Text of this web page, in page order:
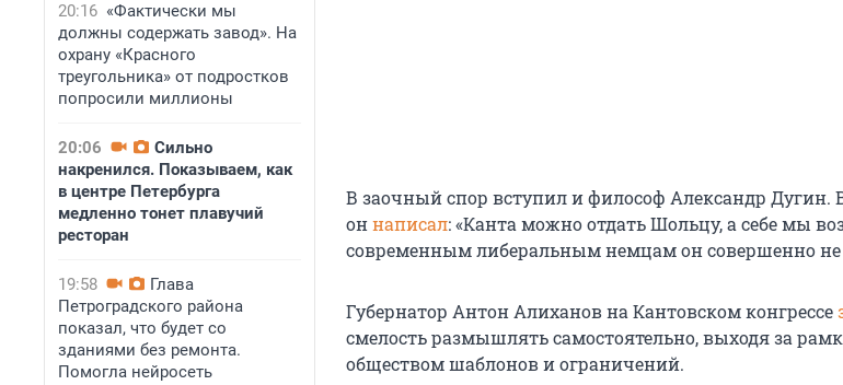
20:16 «Фактически мы
должны содержать завод». На
охрану «Красного
треугольника» от подростков
попросили миллионы
20:06
Сильно
накренился. Показываем, как
в центре Петербурга
медленно тонет плавучий
ресторан
19:58
Глава
Петроградского района
показал, что будет со
зданиями без ремонта.
Помогла нейросеть
В заочный спор вступил и философ Александр Дугин.
оннаписал: «Канта можно отдать Шольцу, а себе мы
современным либеральным немцам он совершенно не
Губернатор Антон Алиханов на Кантовском конгрессе
смелость размышлять самостоятельно, выходя за
обществом шаблонов и ограничений.